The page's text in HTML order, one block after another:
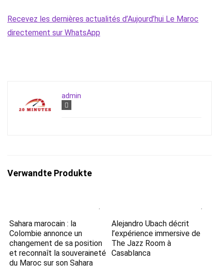
Recevez les dernières actualités d’Aujourd’hui Le Maroc
directement sur WhatsApp
admin
Verwandte Produkte
Sahara marocain : la
Colombie annonce un
changement de sa position
et reconnaît la souveraineté
du Maroc sur son Sahara
Alejandro Ubach décrit
l’expérience immersive de
The Jazz Room à
Casablanca